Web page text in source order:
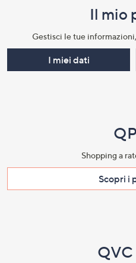
Il mio
Gestisci le tue
I miei dati
Shopping a
Scopri i